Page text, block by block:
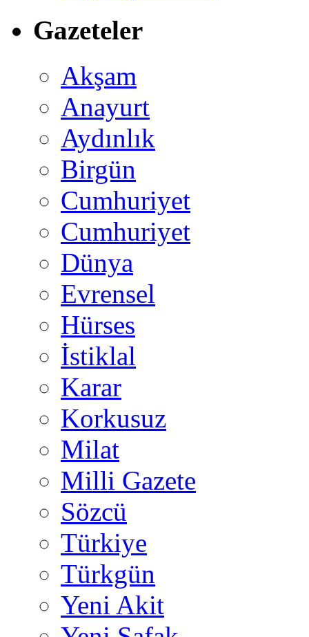
Gazeteler
Akşam
Anayurt
Aydınlık
Birgün
Cumhuriyet
Cumhuriyet
Dünya
Evrensel
Hürses
İstiklal
Karar
Korkusuz
Milat
Milli Gazete
Sözcü
Türkiye
Türkgün
Yeni Akit